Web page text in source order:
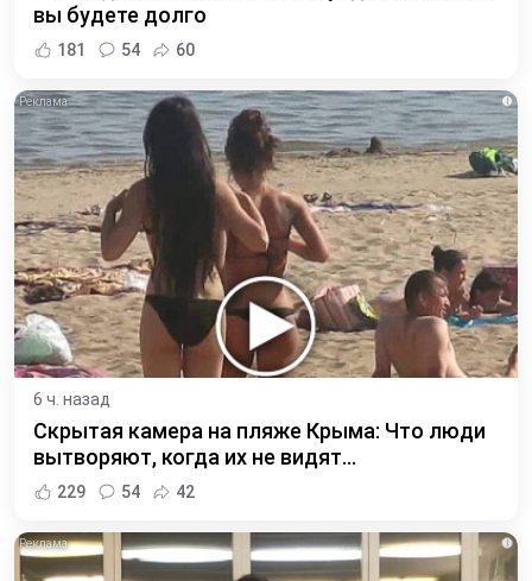
вы будете долго
181 54 60
i
6 ч. назад
Скрытая камера на пляже Крыма: Что люди
вытворяют, когда их не видят...
229 54 42
i